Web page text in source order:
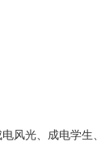
光、成电学生